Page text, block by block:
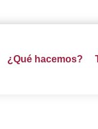
¿Qué hacemos?